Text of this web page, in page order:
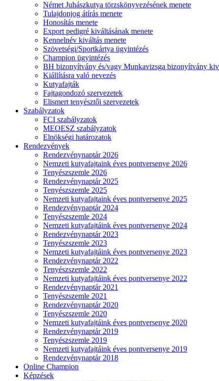
Német Juhászkutya törzskönyvezésének menete
Tulajdonjog átírás menete
Honosítás menete
Export pedigré kiváltásának menete
Kennelnév kiváltás menete
Szövetségi/Sportkártya ügyintézés
Champion ügyintézés
BH bizonyítvány és/vagy Munkavizsga bizonyítvány
Kiállításra való nevezés
Kutyafajták
Fajtagondozó szervezetek
Elismert tenyésztői szervezetek
Szabályzatok
FCI szabályzatok
MEOESZ szabályzatok
Elnökségi határozatok
Rendezvények
Rendezvénynaptár 2026
Nemzeti kutyafajtaink éves pontversenye 2026
Tenyészszemle 2026
Rendezvénynaptár 2025
Tenyészszemle 2025
Nemzeti kutyafajtaink éves pontversenye 2025
Rendezvénynaptár 2024
Tenyészszemle 2024
Nemzeti kutyafajtáink éves pontversenye 2024
Rendezvénynaptár 2023
Tenyészszemle 2023
Nemzeti kutyafajtáink éves pontversenye 2023
Rendezvénynaptár 2022
Tenyészszemle 2022
Nemzeti kutyafajtáink éves pontversenye 2022
Rendezvénynaptár 2021
Tenyészszemle 2021
Rendezvénynaptár 2020
Tenyészszemle 2020
Nemzeti kutyafajtáink éves pontversenye 2020
Rendezvénynaptár 2019
Tenyészszemle 2019
Nemzeti kutyafajtáink éves pontversenye 2019
Rendezvénynaptár 2018
Online Champion
Képzések